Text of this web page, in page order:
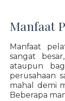
Manfaat
Manfaat
sangat
ataupun
perusahaan
mahal demi
Beberapa